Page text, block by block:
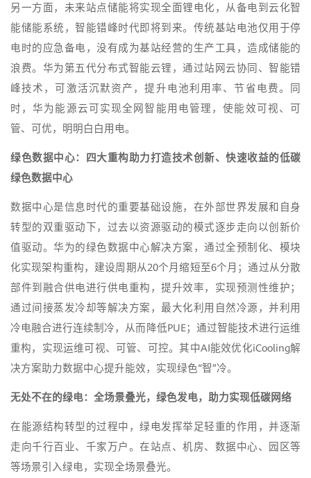
另一方面，未来站点储能将实现全面锂电化，从备电到云化智
能储能系统，智能错峰时代即将到来。传统基站电池仅用于停
电时的应急备电，没有成为基站经营的生产工具，造成储能的
浪费。华为第五代分布式智能云锂，通过站网云协同、智能错
峰技术，可激活沉默资产，提升电池利用率、节省电费。同
时，华为能源云可实现全网智能用电管理，使能效可视、可
管、可优，明明白白用电。
绿色数据中心：四大重构助力打造技术创新、快速收益的低碳
绿色数据中心
数据中心是信息时代的重要基础设施，在外部世界发展和自身
转型的双重驱动下，过去以资源驱动的模式逐步走向以创新价
值驱动。华为的绿色数据中心解决方案，通过全预制化、模块
化实现架构重构，建设周期从20个月缩短至6个月；通过从分散
部件到融合供电进行供电重构，提升效率，实现预测性维护；
通过间接蒸发冷却等解决方案，最大化利用自然冷源，并利用
冷电融合进行连续制冷，从而降低PUE；通过智能技术进行运维
重构，实现运维可视、可管、可控。其中AI能效优化iCooling解
决方案助力数据中心提升能效，实现绿色“智”冷。
无处不在的绿电：全场景叠光，绿色发电， 助力实现低碳网络
在能源结构转型的过程中，绿电发挥举足轻重的作用，并逐渐
走向千行百业、千家万户。在站点、机房、数据中心、园区等
等场景引入绿电，实现全场景叠光。